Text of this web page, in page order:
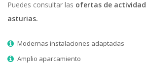
Puedes consultar las ofertas de
asturias.
Modernas instalaciones adaptadas
Amplio aparcamiento